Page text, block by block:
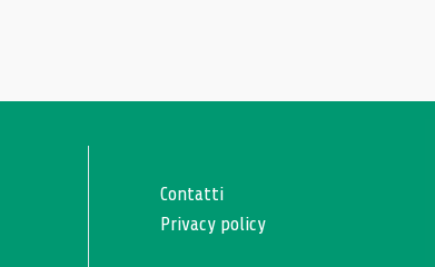
Contatti
Privacy policy